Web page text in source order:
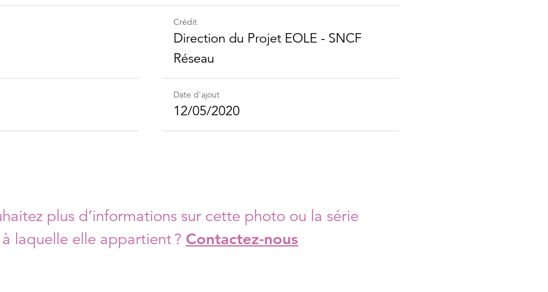
Crédit
Direction du Projet EOLE - SNCF
Réseau
Date d'ajout
12/05/2020
plus d’informations sur cette photo ou la série
à laquelle elle appartient ? Contactez-nous